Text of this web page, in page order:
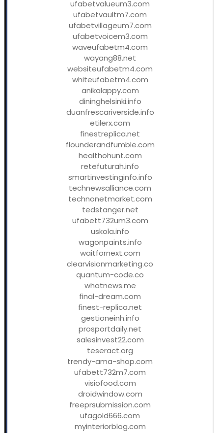
ufabetvalueum3.com
ufabetvaultm7.com
ufabetvillageum7.com
ufabetvoicem3.com
waveufabetm4.com
wayang88.net
websiteufabetm4.com
whiteufabetm4.com
anikalappy.com
dininghelsinki.info
duanfrescariverside.info
etilerx.com
finestreplica.net
flounderandfumble.com
healthohunt.com
retefuturah.info
smartinvestinginfo.info
technewsalliance.com
technonetmarket.com
tedstanger.net
ufabett732um3.com
uskola.info
wagonpaints.info
waitfornext.com
clearvisionmarketing.co
quantum-code.co
whatnews.me
final-dream.com
finest-replica.net
gestioneinh.info
prosportdaily.net
salesinvest22.com
teseract.org
trendy-ama-shop.com
ufabett732m7.com
visiofood.com
droidwindow.com
freeprsubmission.com
ufagold666.com
myinteriorblog.com